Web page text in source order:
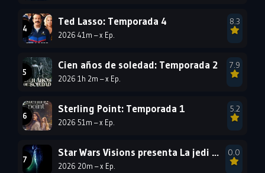
1981
Ted Lasso: Temporada 4
2026 41m – x Ep.
8.3
Cien años de soledad: Temporada 2
2026 1h 2m – x Ep.
7.9
Sterling Point: Temporada 1
2026 51m – x Ep.
5.2
Star Wars Visions presenta La jedi número 9: Temporada 1
2026 20m – x Ep.
0.0